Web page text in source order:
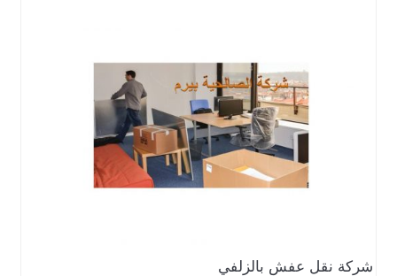
شركة نقل عفش بالزلفي